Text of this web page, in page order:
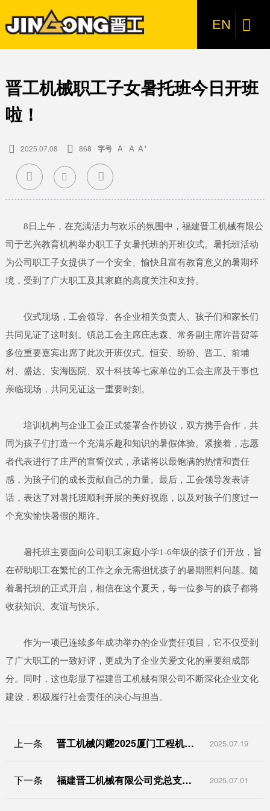
产品中心
挖掘机
特种机型
装载机
5.5吨级轮式装载机
5吨级轮式装载机
3吨级轮式装载机
E系列小型装载机
电动装载机
6吨级轮式装载机
5.5吨级轮式装载机
5吨级轮式装载机
3吨级轮式装载机
E系列小型装载机
叉装机
叉装机
JGM771FT32M（国四新品）
JGM781FT35M（国四新品）
JGM761FT23M（国四新品）
挖掘机
轮式挖掘机
JGM9105M-9（国四新品）
JGM9120M-9（抓夹型）（国四新品）
JGM9075M-10Eco（国四新品）
微型挖掘机
JGM9030-2
特种机型
特种机型
LNG（气体机）
侧卸斗
防粘斗
快换装置
新闻中心
行业新闻
媒体视角
服务支持
创新研发
研发成果
关于晋工
公司荣誉
发展历程
影像晋工
联系我们
加入我们
EN 
晋工机械职工子女暑托班今日开班
啦！
 2025.07.08  868 字号 A- A A+
  
8日上午，在充满活力与欢乐的氛围中，福建晋工机械有限公
司于艺兴教育机构举办职工子女暑托班的开班仪式。暑托班活动
为公司职工子女提供了一个安全、愉快且富有教育意义的暑期环
境，受到了广大职工及其家庭的高度关注和支持。
仪式现场，工会领导、各企业相关负责人、孩子们和家长们
共同见证了这时刻。镇总工会主席庄志森、常务副主席许昔贺等
多位重要嘉宾出席了此次开班仪式。恒安、盼盼、晋工、前埔
村、盛达、安海医院、双十科技等七家单位的工会主席及干事也
亲临现场，共同见证这一重要时刻。
培训机构与企业工会正式签署合作协议，双方携手合作，共
同为孩子们打造一个充满乐趣和知识的暑假体验。紧接着，志愿
者代表进行了庄严的宣誓仪式，承诺将以最饱满的热情和责任
感，为孩子们的成长贡献自己的力量。最后，工会领导发表讲
话，表达了对暑托班顺利开展的美好祝愿，以及对孩子们度过一
个充实愉快暑假的期许。
暑托班主要面向公司职工家庭小学1-6年级的孩子们开放，旨
在帮助职工在繁忙的工作之余无需担忧孩子的暑期照料问题。随
着暑托班的正式开启，相信在这个夏天，每一位参与的孩子都将
收获知识、友谊与快乐。
作为一项已连续多年成功举办的企业责任项目，它不仅受到
了广大职工的一致好评，更成为了企业关爱文化的重要组成部
分。同时，这也彰显了福建晋工机械有限公司不断深化企业文化
建设，积极履行社会责任的决心与担当。
上一条 晋工机械闪耀2025厦门工程机械及轮式挖掘机展 2025.07.19
下一条 福建晋工机械有限公司党总支庆祝中国共产党建党104周年党员大会圆满举行 2025.07.01